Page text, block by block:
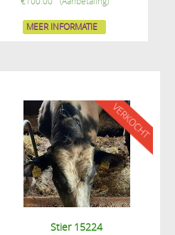
MEER INFORMATIE
Stier 15224